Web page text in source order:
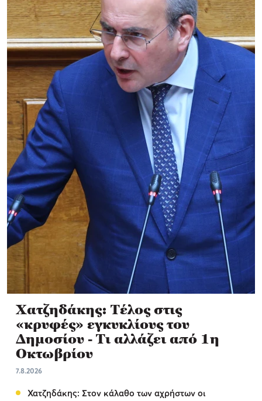
Χατζηδάκης: Τέλος στις
«κρυφές» εγκυκλίους του
Δημοσίου - Τι αλλάζει από 1η
Οκτωβρίου
7.8.2026
Χατζηδάκης: Στον κάλαθο των αχρήστων οι